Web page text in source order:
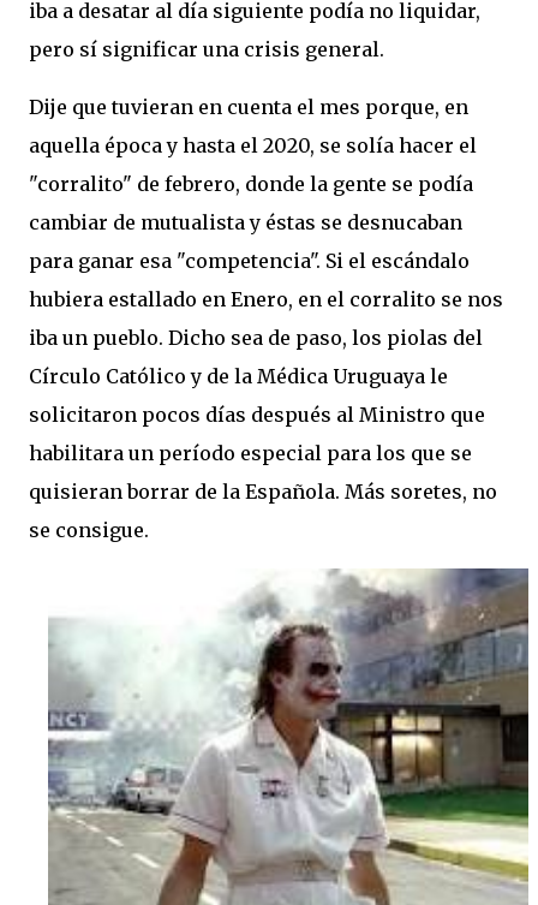
iba a desatar al día siguiente podía no liquidar,
pero sí significar una crisis general.
Dije que tuvieran en cuenta el mes porque, en
aquella época y hasta el 2020, se solía hacer el
"corralito" de febrero, donde la gente se podía
cambiar de mutualista y éstas se desnucaban
para ganar esa "competencia". Si el escándalo
hubiera estallado en Enero, en el corralito se nos
iba un pueblo. Dicho sea de paso, los piolas del
Círculo Católico y de la Médica Uruguaya le
solicitaron pocos días después al Ministro que
habilitara un período especial para los que se
quisieran borrar de la Española. Más soretes, no
se consigue.